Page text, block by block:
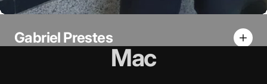
Gabriel Prestes
Mac